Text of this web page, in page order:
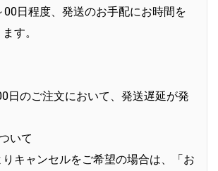
日程度、発送のお手配にお時間を
す。
日のご注文において、発送遅延が発
いて
キャンセルをご希望の場合は、「お